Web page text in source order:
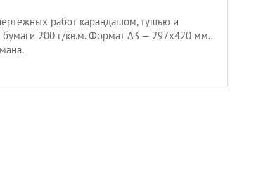
работ карандашом, тушью и
бумаги 200 г/кв.м. Формат А3 — 297х420 мм.